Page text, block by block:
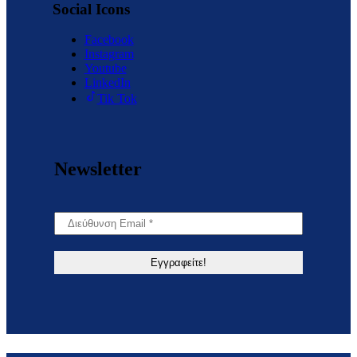
Social Icons
Facebook
Instagram
Youtube
LinkedIn
Tik Tok
Newsletter